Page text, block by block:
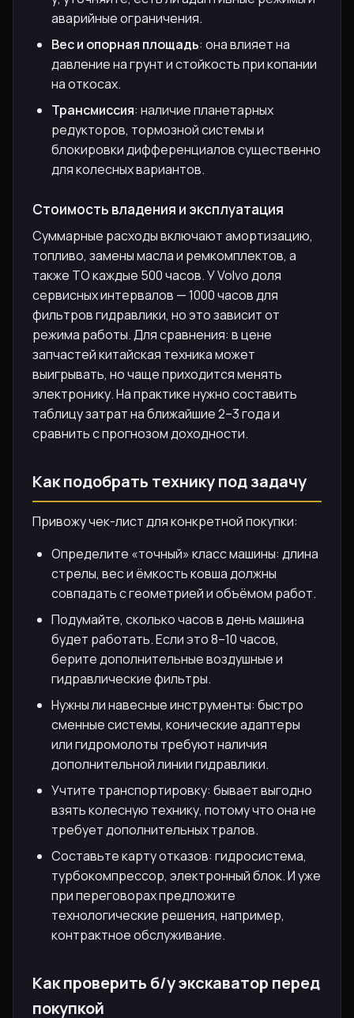
аварийные ограничения.
Вес и опорная площадь: она влияет на
давление на грунт и стойкость при копании
на откосах.
Трансмиссия: наличие планетарных
редукторов, тормозной системы и
блокировки дифференциалов существенно
для колесных вариантов.
Стоимость владения и эксплуатация
Суммарные расходы включают амортизацию,
топливо, замены масла и ремкомплектов, а
также ТО каждые 500 часов. У Volvo доля
сервисных интервалов — 1000 часов для
фильтров гидравлики, но это зависит от
режима работы. Для сравнения: в цене
запчастей китайская техника может
выигрывать, но чаще приходится менять
электронику. На практике нужно составить
таблицу затрат на ближайшие 2–3 года и
сравнить с прогнозом доходности.
Как подобрать технику под задачу
Привожу чек-лист для конкретной покупки:
Определите «точный» класс машины: длина
стрелы, вес и ёмкость ковша должны
совпадать с геометрией и объёмом работ.
Подумайте, сколько часов в день машина
будет работать. Если это 8–10 часов,
берите дополнительные воздушные и
гидравлические фильтры.
Нужны ли навесные инструменты: быстро
сменные системы, конические адаптеры
или гидромолоты требуют наличия
дополнительной линии гидравлики.
Учтите транспортировку: бывает выгодно
взять колесную технику, потому что она не
требует дополнительных тралов.
Составьте карту отказов: гидросистема,
турбокомпрессор, электронный блок. И уже
при переговорах предложите
технологические решения, например,
контрактное обслуживание.
Как проверить б/у экскаватор перед
покупкой